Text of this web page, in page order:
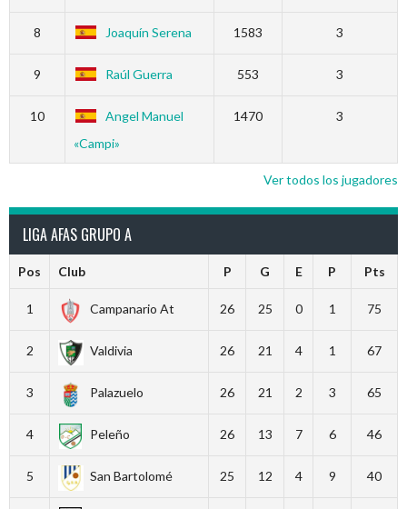
8 Joaquín Serena 1583 3
9 Raúl Guerra 553 3
10
Angel Manuel
«Campi»
1470 3
Ver todos los jugadores
LIGA AFAS GRUPO A
Pos Club P G E P Pts
1 Campanario At 26 25 0 1 75
2 Valdivia 26 21 4 1 67
3 Palazuelo 26 21 2 3 65
4 Peleño 26 13 7 6 46
5 San Bartolomé 25 12 4 9 40